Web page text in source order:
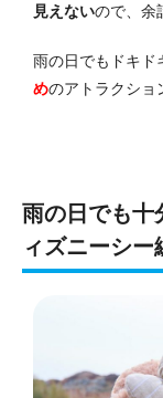
見えないので、余
雨の日でもドキド
めのアトラクショ
雨の日でも十
ィズニーシー